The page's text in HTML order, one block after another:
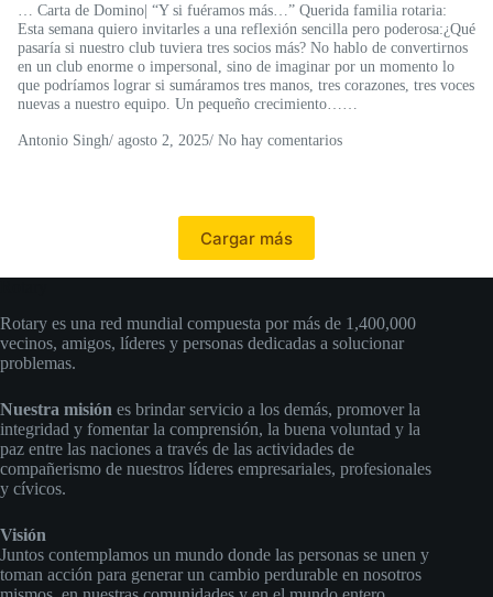
… Carta de Domino| “Y si fuéramos más…” Querida familia rotaria:
Esta semana quiero invitarles a una reflexión sencilla pero poderosa:¿Qué
pasaría si nuestro club tuviera tres socios más? No hablo de convertirnos
en un club enorme o impersonal, sino de imaginar por un momento lo
que podríamos lograr si sumáramos tres manos, tres corazones, tres voces
nuevas a nuestro equipo. Un pequeño crecimiento……
Antonio Singh/ agosto 2, 2025/ No hay comentarios
Cargar más
Rotary es una red mundial compuesta por más de 1,400,000
vecinos, amigos, líderes y personas dedicadas a solucionar
problemas.
Nuestra misión es brindar servicio a los demás, promover la
integridad y fomentar la comprensión, la buena voluntad y la
paz entre las naciones a través de las actividades de
compañerismo de nuestros líderes empresariales, profesionales
y cívicos.
Visión
Juntos contemplamos un mundo donde las personas se unen y
toman acción para generar un cambio perdurable en nosotros